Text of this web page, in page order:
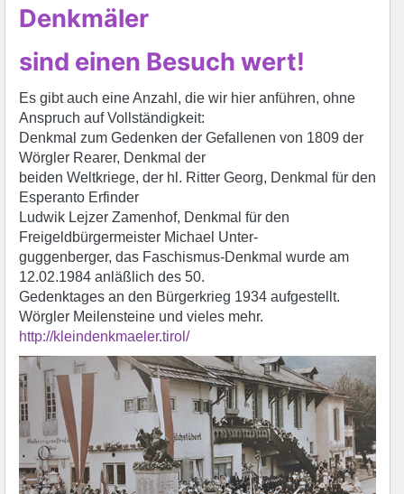
Denkmäler
sind einen Besuch wert!
Es gibt auch eine Anzahl, die wir hier anführen, ohne
Anspruch auf Vollständigkeit:
Denkmal zum Gedenken der Gefallenen von 1809 der
Wörgler Rearer, Denkmal der
beiden Weltkriege, der hl. Ritter Georg, Denkmal für den
Esperanto Erfinder
Ludwik Lejzer Zamenhof, Denkmal für den
Freigeldbürgermeister Michael Unter-
guggenberger, das Faschismus-Denkmal wurde am
12.02.1984 anläßlich des 50.
Gedenktages an den Bürgerkrieg 1934 aufgestellt.
Wörgler Meilensteine und vieles mehr.
http://kleindenkmaeler.tirol/